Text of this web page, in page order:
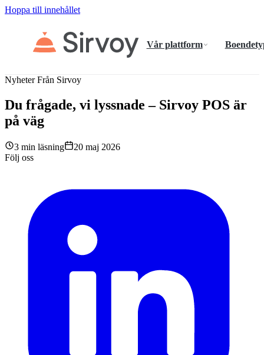
Hoppa till innehållet
Vår plattform
Nyheter Från Sirvoy
Du frågade, vi lyssnade – Sirvoy POS är
på väg
3 min läsning
20 maj 2026
Följ oss